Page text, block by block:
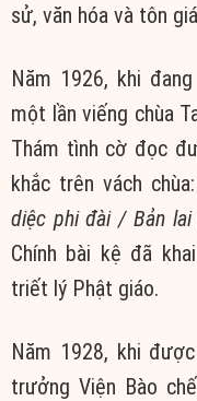
sử, văn hóa và tôn
Năm 1926, khi
một lần viếng chùa
Thám tình cờ đọc
khắc trên vách
diệc phi đài / Bản
Chính bài kệ đã
triết lý Phật giáo.
Năm 1928, khi
trưởng Viện Bào